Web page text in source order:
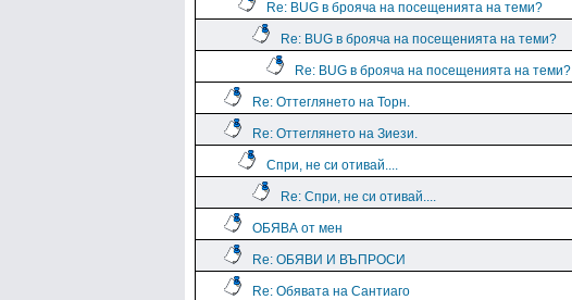
Re: BUG в брояча на посещенията на теми?
Re: BUG в брояча на посещенията на теми?
Re: BUG в брояча на посещенията на теми?
Re: Оттеглянето на Торн.
Re: Оттеглянето на Зиези.
Спри, не си отивай....
Re: Спри, не си отивай....
ОБЯВА от мен
Re: ОБЯВИ И ВЪПРОСИ
Re: Обявата на Сантиаго